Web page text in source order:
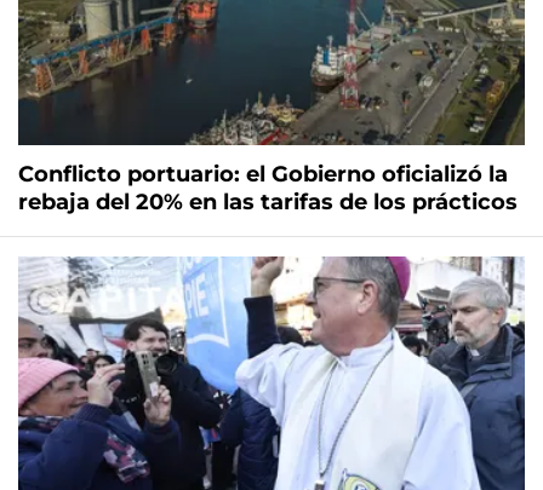
Conflicto portuario: el Gobierno oficializó la
rebaja del 20% en las tarifas de los prácticos